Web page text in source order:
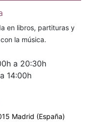
en libros, partituras y
la música.
a 20:30h
14:00h
Madrid (España)